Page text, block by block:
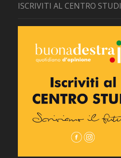
ISCRIVITI AL CENTRO STUDI